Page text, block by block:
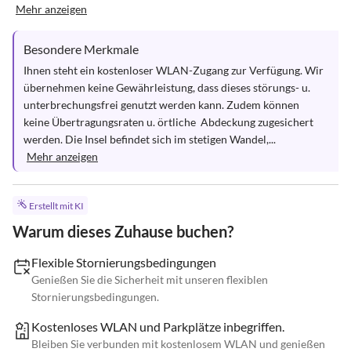
Mehr anzeigen
Besondere Merkmale
Ihnen steht ein kostenloser WLAN-Zugang zur Verfügung. Wir
übernehmen keine Gewährleistung, dass dieses störungs- u.
unterbrechungsfrei genutzt werden kann. Zudem können
keine Übertragungsraten u. örtliche  Abdeckung zugesichert
werden. Die Insel befindet sich im stetigen Wandel,...
Mehr anzeigen
Erstellt mit KI
Warum dieses Zuhause buchen?
Flexible Stornierungsbedingungen
Genießen Sie die Sicherheit mit unseren flexiblen
Stornierungsbedingungen.
Kostenloses WLAN und Parkplätze inbegriffen.
Bleiben Sie verbunden mit kostenlosem WLAN und genießen